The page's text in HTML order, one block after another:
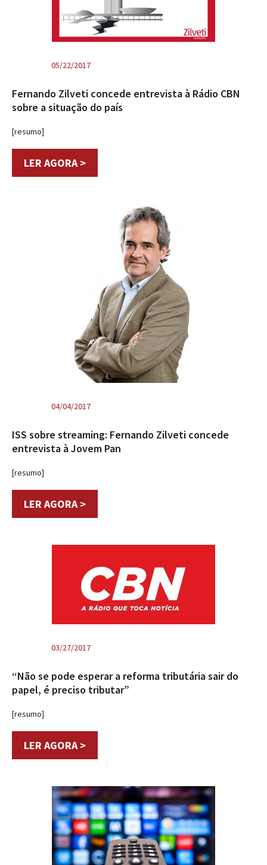
05/22/2017
Fernando Zilveti concede entrevista à Rádio CBN
sobre a situação do país
[resumo]
LER AGORA >
04/04/2017
ISS sobre streaming: Fernando Zilveti concede
entrevista à Jovem Pan
[resumo]
LER AGORA >
03/27/2017
“Não se pode esperar a reforma tributária sair do
papel, é preciso tributar”
[resumo]
LER AGORA >